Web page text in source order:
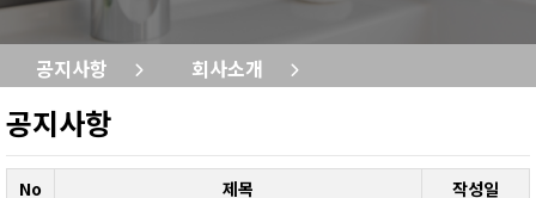
공지사항 회사소개
공지사항
No 제목
작성일